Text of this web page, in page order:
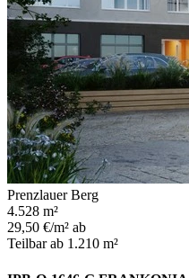
Prenzlauer Berg
4.528 m²
29,50 €/m² ab
Teilbar ab 1.210 m²